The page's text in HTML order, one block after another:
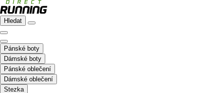
Hledat
Pánské boty
Dámské boty
Pánské oblečení
Dámské oblečení
Stezka